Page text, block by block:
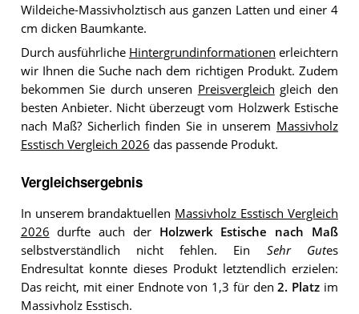
Wildeiche-Massivholztisch aus ganzen Latten und einer 4
cm dicken Baumkante.
Durch ausführliche Hintergrundinformationen erleichtern
wir Ihnen die Suche nach dem richtigen Produkt. Zudem
bekommen Sie durch unseren Preisvergleich gleich den
besten Anbieter. Nicht überzeugt vom Holzwerk Estische
nach Maß? Sicherlich finden Sie in unserem Massivholz
Esstisch Vergleich 2026 das passende Produkt.
Vergleichsergebnis
In unserem brandaktuellen Massivholz Esstisch Vergleich
2026 durfte auch der Holzwerk Estische nach Maß
selbstverständlich nicht fehlen. Ein Sehr Gutes
Endresultat konnte dieses Produkt letztendlich erzielen:
Das reicht, mit einer Endnote von 1,3 für den2. Platz im
Massivholz Esstisch.